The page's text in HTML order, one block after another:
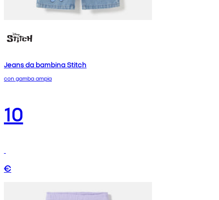
Jeans da bambina Stitch
con gamba ampia
10
€